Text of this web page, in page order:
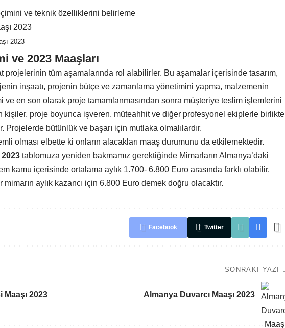
ve teknik özelliklerini belirleme
2023
ve 2023 Maaşları
projelerinin tüm aşamalarında rol alabilirler. Bu aşamalar içerisinde tasarım,
inşaatı, projenin bütçe ve zamanlama yönetimini yapma, malzemenin
ve en son olarak proje tamamlanmasından sonra müşteriye teslim işlemlerini
kişiler, proje boyunca işveren, müteahhit ve diğer profesyonel ekiplerle birlikte
Projelerde bütünlük ve başarı için mutlaka olmalılardır.
olması elbette ki onların alacakları maaş durumunu da etkilemektedir.
tablomuza yeniden bakmamız gerektiğinde Mimarların Almanya’daki
kamu içerisinde ortalama aylık 1.700- 6.800 Euro arasında farklı olabilir.
aylık kazancı için 6.800 Euro demek doğru olacaktır.
Facebook Twitter
Maaşı 2023
SONRAKI YAZI
Almanya Duvarcı Maaşı 2023